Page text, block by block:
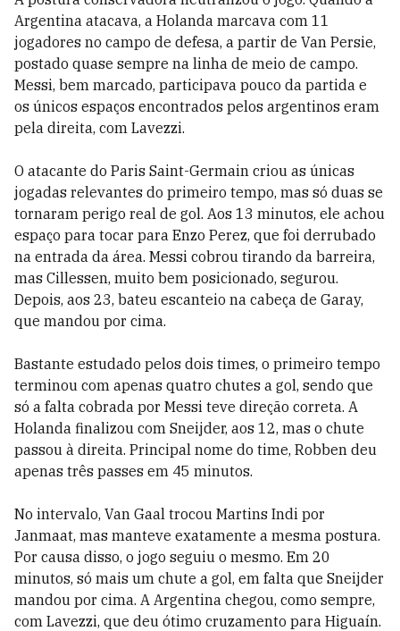
Argentina atacava, a Holanda marcava com 11
jogadores no campo de defesa, a partir de Van Persie,
postado quase sempre na linha de meio de campo.
Messi, bem marcado, participava pouco da partida e
os únicos espaços encontrados pelos argentinos eram
pela direita, com Lavezzi.
O atacante do Paris Saint-Germain criou as únicas
jogadas relevantes do primeiro tempo, mas só duas se
tornaram perigo real de gol. Aos 13 minutos, ele achou
espaço para tocar para Enzo Perez, que foi derrubado
na entrada da área. Messi cobrou tirando da barreira,
mas Cillessen, muito bem posicionado, segurou.
Depois, aos 23, bateu escanteio na cabeça de Garay,
que mandou por cima.
Bastante estudado pelos dois times, o primeiro tempo
terminou com apenas quatro chutes a gol, sendo que
só a falta cobrada por Messi teve direção correta. A
Holanda finalizou com Sneijder, aos 12, mas o chute
passou à direita. Principal nome do time, Robben deu
apenas três passes em 45 minutos.
No intervalo, Van Gaal trocou Martins Indi por
Janmaat, mas manteve exatamente a mesma postura.
Por causa disso, o jogo seguiu o mesmo. Em 20
minutos, só mais um chute a gol, em falta que Sneijder
mandou por cima. A Argentina chegou, como sempre,
com Lavezzi, que deu ótimo cruzamento para Higuaín.